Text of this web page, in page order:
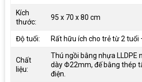
Kích
thước:
95 x 70 x 80 cm
Độ tuổi: Rất hữu ích cho trẻ từ 2 tuổi
Chất
liệu:
Thú ngồi bằng nhựa LLDPE
dày Φ22mm, đế bằng thép
điện.